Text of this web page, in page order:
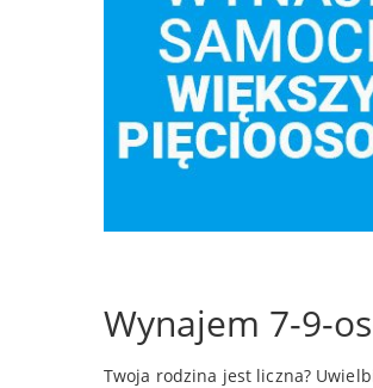
Wynajem 7-9-
Twoja rodzina jest liczna?